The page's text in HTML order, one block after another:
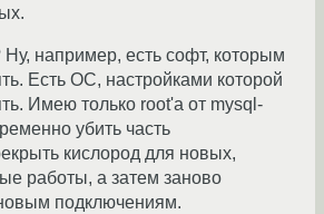
например, есть софт, которым
Есть ОС, настройками которой
Имею только root'а от mysql-
убить часть
кислород для новых,
работы, а затем заново
подключениям.